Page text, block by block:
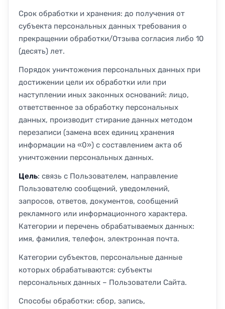
Срок обработки и хранения: до получения от
субъекта персональных данных требования о
прекращении обработки/Отзыва согласия либо 10
(десять) лет.
Порядок уничтожения персональных данных при
достижении цели их обработки или при
наступлении иных законных оснований: лицо,
ответственное за обработку персональных
данных, производит стирание данных методом
перезаписи (замена всех единиц хранения
информации на «0») с составлением акта об
уничтожении персональных данных.
Цель: связь с Пользователем, направление
Пользователю сообщений, уведомлений,
запросов, ответов, документов, сообщений
рекламного или информационного характера.
Категории и перечень обрабатываемых данных:
имя, фамилия, телефон, электронная почта.
Категории субъектов, персональные данные
которых обрабатываются: субъекты
персональных данных – Пользователи Сайта.
Способы обработки: сбор, запись,